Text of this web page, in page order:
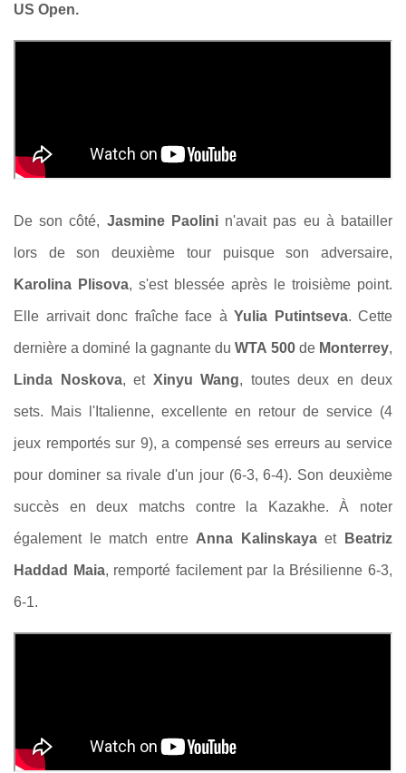
US Open.
De son côté, Jasmine Paolinin'avait pas eu à batailler
lors de son deuxième tour puisque son adversaire,
Karolina Plisova, s'est blessée après le troisième point.
Elle arrivait donc fraîche face à Yulia Putintseva. Cette
dernière a dominé la gagnante du WTA 500de Monterrey,
Linda Noskova, et Xinyu Wang, toutes deux en deux
sets. Mais l'Italienne, excellente en retour de service (4
jeux remportés sur 9), a compensé ses erreurs au service
pour dominer sa rivale d'un jour (6-3, 6-4). Son deuxième
succès en deux matchs contre la Kazakhe. À noter
également le match entre Anna Kalinskayaet Beatriz
Haddad Maia, remporté facilement par la Brésilienne 6-3,
6-1.